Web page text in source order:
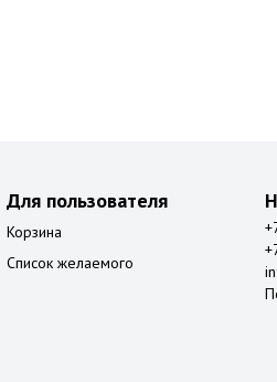
Для пользователя
Корзина
Список желаемого